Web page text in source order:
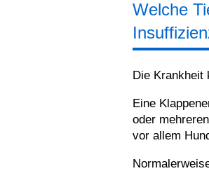
Welche
Die Krankheit
Eine
oder
vor allem